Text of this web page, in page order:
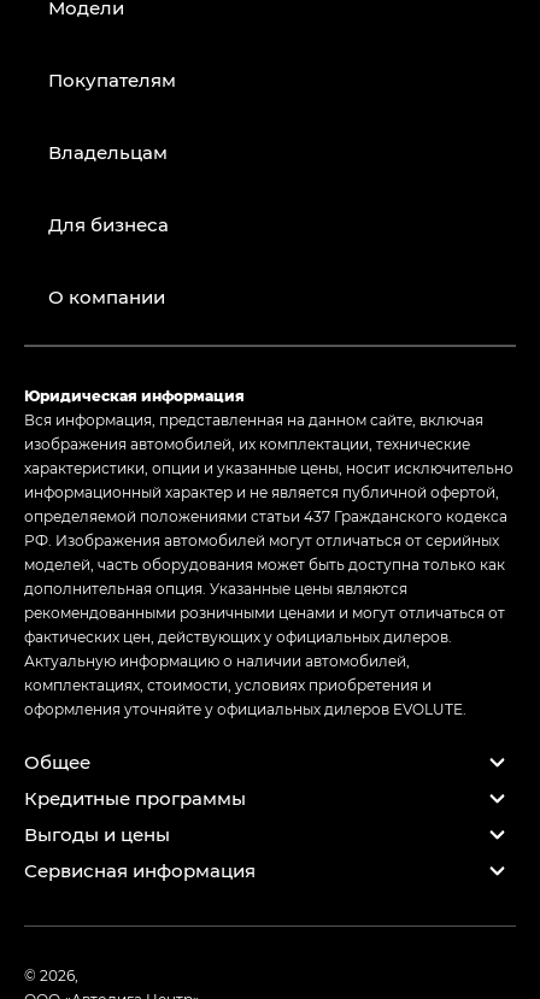
Модели
Покупателям
Владельцам
Для бизнеса
О компании
Юридическая информация
Вся информация, представленная на данном сайте, включая
изображения автомобилей, их комплектации, технические
характеристики, опции и указанные цены, носит исключительно
информационный характер и не является публичной офертой,
определяемой положениями статьи 437 Гражданского кодекса
РФ. Изображения автомобилей могут отличаться от серийных
моделей, часть оборудования может быть доступна только как
дополнительная опция. Указанные цены являются
рекомендованными розничными ценами и могут отличаться от
фактических цен, действующих у официальных дилеров.
Актуальную информацию о наличии автомобилей,
комплектациях, стоимости, условиях приобретения и
оформления уточняйте у официальных дилеров EVOLUTE.
Общее
Кредитные программы
Выгоды и цены
Сервисная информация
© 2026,